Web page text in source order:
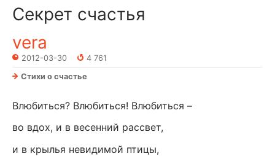
Секрет счастья
vera
2012-03-30
4 761
Стихи о счастье
Влюбиться? Влюбиться! Влюбиться –
во вдох, и в весенний рассвет,
и в крылья невидимой птицы,